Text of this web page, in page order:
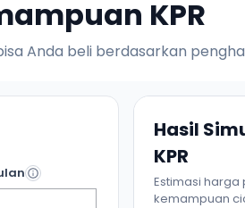
KPR
Anda beli berdasarkan
Hasil
KPR
Estimasi
kemampuan